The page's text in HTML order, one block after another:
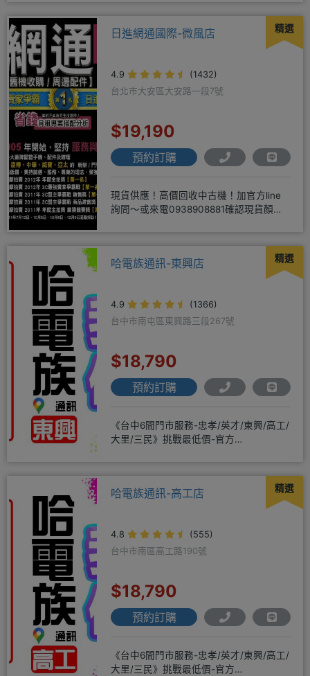
精選
日進網通國際-微風店
4.9
(1432)
台北市大安區大安路一段7號
$19,190
預約訂購
現貨供應！高價回收中古機！加官方line
詢問～或來電0938908881確認現貨顏色
精選
哈電族通訊-東興店
4.9
(1366)
台中市南屯區東興路三段267號
$18,790
預約訂購
《台中6間門市服務-忠孝/英才/東興/高工/
大里/三民》挑戰最低價-官方
精選
哈電族通訊-高工店
4.8
(555)
台中市南區高工路190號
$18,790
預約訂購
《台中6間門市服務-忠孝/英才/東興/高工/
大里/三民》挑戰最低價-官方